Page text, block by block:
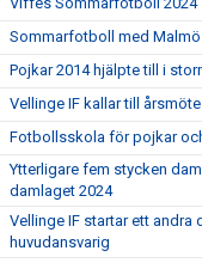
Sommarfotboll med Malmö
Pojkar 2014 hjälpte till i
Vellinge IF kallar till årsmöte
Fotbollsskola för pojkar
Ytterligare fem stycken
damlaget 2024
Vellinge IF startar ett andra
huvudansvarig